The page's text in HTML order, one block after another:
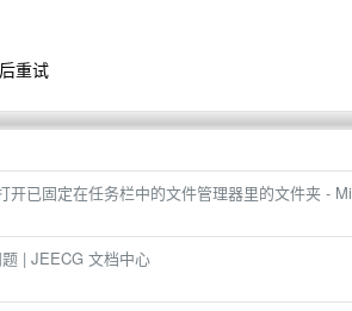
重试
开已固定在任务栏中的文件管理器里的文件夹 -
| JEECG 文档中心